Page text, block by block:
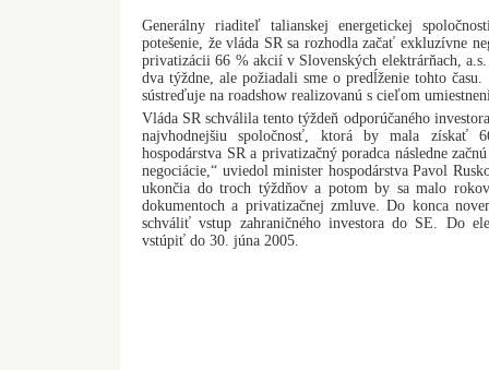
Generálny riaditeľ talianskej energetickej
potešenie, že vláda SR sa rozhodla začať exkluzívne
privatizácii 66 % akcií v Slovenských elektrárňach,
dva týždne, ale požiadali sme o predĺženie tohto
sústreďuje na roadshow realizovanú s cieľom
Vláda SR schválila tento týždeň odporúčaného
najvhodnejšiu spoločnosť, ktorá by mala získať
hospodárstva SR a privatizačný poradca následne
negociácie,“ uviedol minister hospodárstva Pavol
ukončia do troch týždňov a potom by sa malo
dokumentoch a privatizačnej zmluve. Do konca
schváliť vstup zahraničného investora do SE. Do
vstúpiť do 30. júna 2005.